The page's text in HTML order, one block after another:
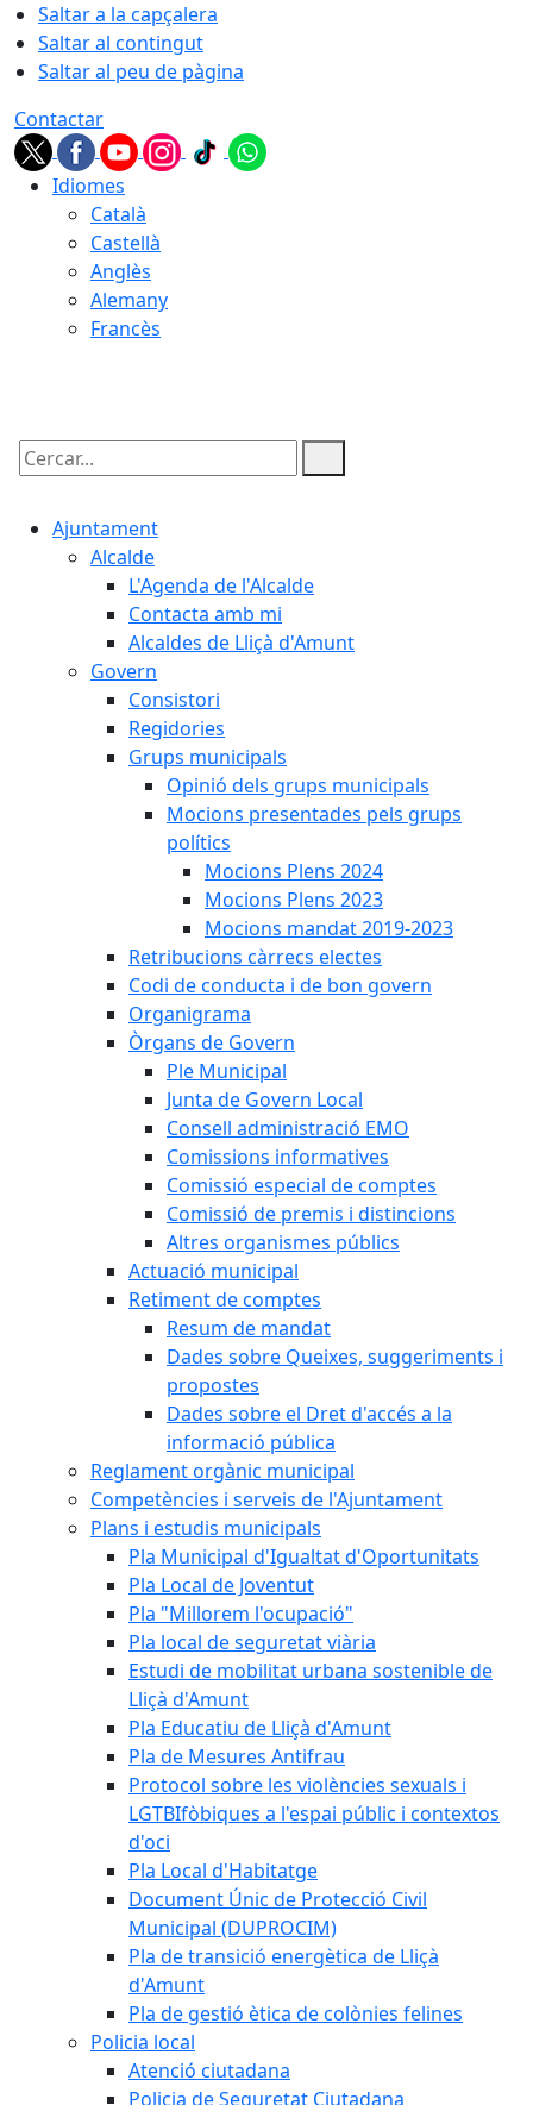
Saltar a la capçalera
Saltar al contingut
Saltar al peu de pàgina
Contactar
Idiomes
Català
Castellà
Anglès
Alemany
Francès
Cercar:
Ajuntament
Alcalde
L'Agenda de l'Alcalde
Contacta amb mi
Alcaldes de Lliçà d'Amunt
Govern
Consistori
Regidories
Grups municipals
Opinió dels grups municipals
Mocions presentades pels grups
polítics
Mocions Plens 2024
Mocions Plens 2023
Mocions mandat 2019-2023
Retribucions càrrecs electes
Codi de conducta i de bon govern
Organigrama
Òrgans de Govern
Ple Municipal
Junta de Govern Local
Consell administració EMO
Comissions informatives
Comissió especial de comptes
Comissió de premis i distincions
Altres organismes públics
Actuació municipal
Retiment de comptes
Resum de mandat
Dades sobre Queixes, suggeriments i
propostes
Dades sobre el Dret d'accés a la
informació pública
Reglament orgànic municipal
Competències i serveis de l'Ajuntament
Plans i estudis municipals
Pla Municipal d'Igualtat d'Oportunitats
Pla Local de Joventut
Pla "Millorem l'ocupació"
Pla local de seguretat viària
Estudi de mobilitat urbana sostenible de
Lliçà d'Amunt
Pla Educatiu de Lliçà d'Amunt
Pla de Mesures Antifrau
Protocol sobre les violències sexuals i
LGTBIfòbiques a l'espai públic i contextos
d'oci
Pla Local d'Habitatge
Document Únic de Protecció Civil
Municipal (DUPROCIM)
Pla de transició energètica de Lliçà
d'Amunt
Pla de gestió ètica de colònies felines
Policia local
Atenció ciutadana
Policia de Seguretat Ciutadana